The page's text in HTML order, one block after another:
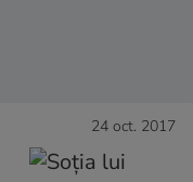
24 oct. 2017